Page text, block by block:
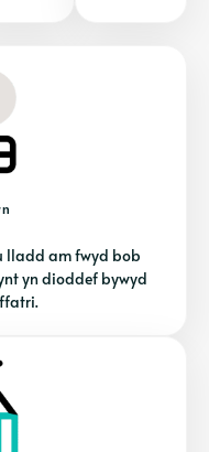
lladd am fwyd bob
yn dioddef bywyd